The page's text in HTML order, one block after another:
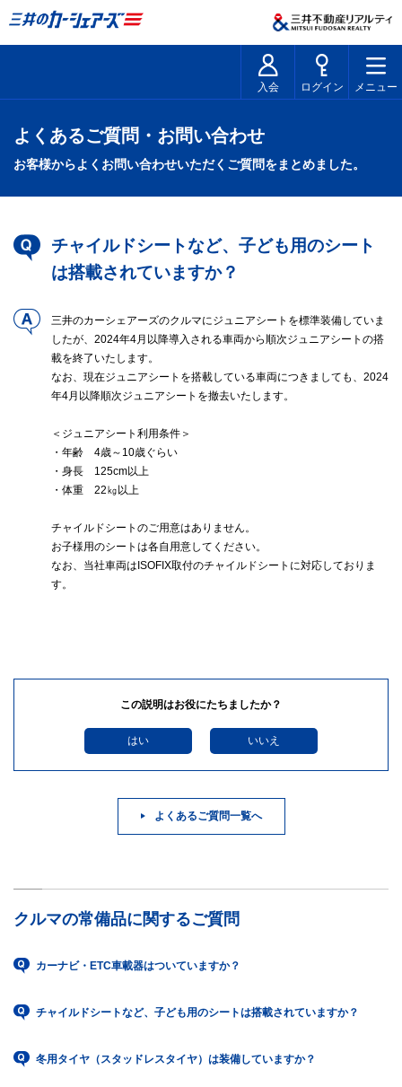
入会 ログイン メニュー
よくあるご質問・お問い合わせ
お客様からよくお問い合わせいただくご質問をまとめました。
チャイルドシートなど、子ども用のシート
は搭載されていますか？
三井のカーシェアーズのクルマにジュニアシートを標準装備していま
したが、2024年4月以降導入される車両から順次ジュニアシートの搭
載を終了いたします。
なお、現在ジュニアシートを搭載している車両につきましても、2024
年4月以降順次ジュニアシートを撤去いたします。
＜ジュニアシート利用条件＞
・年齢 4歳～10歳ぐらい
・身長 125cm以上
・体重 22㎏以上
チャイルドシートのご用意はありません。
お子様用のシートは各自用意してください。
なお、当社車両はISOFIX取付のチャイルドシートに対応しておりま
す。
この説明はお役にたちましたか？
はい いいえ
よくあるご質問一覧へ
クルマの常備品に関するご質問
カーナビ・ETC車載器はついていますか？
チャイルドシートなど、子ども用のシートは搭載されていますか？
冬用タイヤ（スタッドレスタイヤ）は装備していますか？